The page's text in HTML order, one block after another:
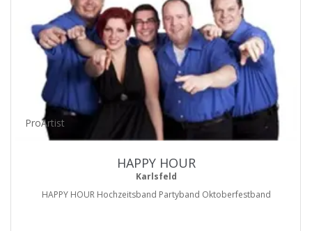
ProArtist
HAPPY HOUR
Karlsfeld
HAPPY HOUR Hochzeitsband Partyband Oktoberfestband